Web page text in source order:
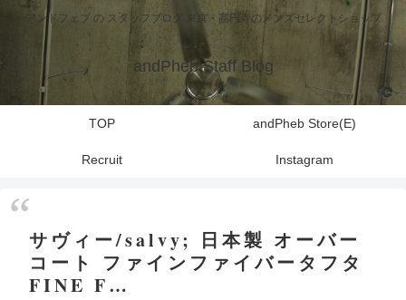
アンドフェブ の スタッフブログ 東京・高円寺のメンズセレクトショップ
andPheb Staff Blog
TOP andPheb Store(E)
Recruit Instagram
サヴィー/salvy; 日本製 オーバー
コート ファインファイバータフタ
FINE F…